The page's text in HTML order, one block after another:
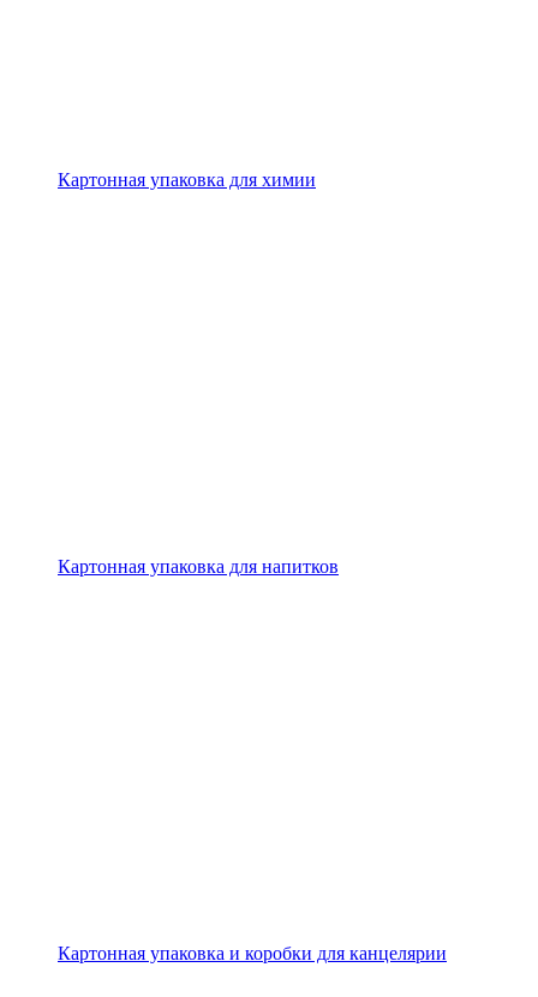
Картонная упаковка для химии
Картонная упаковка для напитков
Картонная упаковка и коробки для канцелярии